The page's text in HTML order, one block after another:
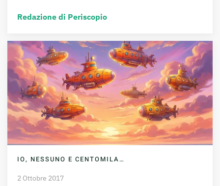
Redazione di Periscopio
IO, NESSUNO E CENTOMILA…
2 Ottobre 2017